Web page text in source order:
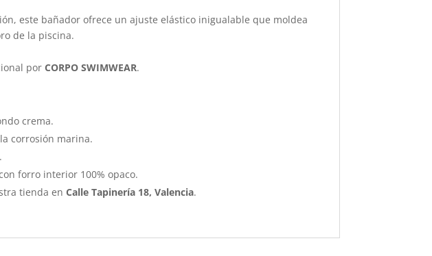
este bañador ofrece un ajuste elástico inigualable que moldea
de la piscina.
porCORPO SWIMWEAR.
crema.
corrosión marina.
forro interior 100% opaco.
tienda enCalle Tapinería 18, Valencia.